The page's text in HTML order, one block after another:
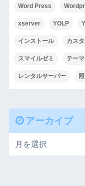
Word Press
xserver YOLP
インストール カス
スマイルゼミ テーマ
レンタルサーバー
アーカイブ